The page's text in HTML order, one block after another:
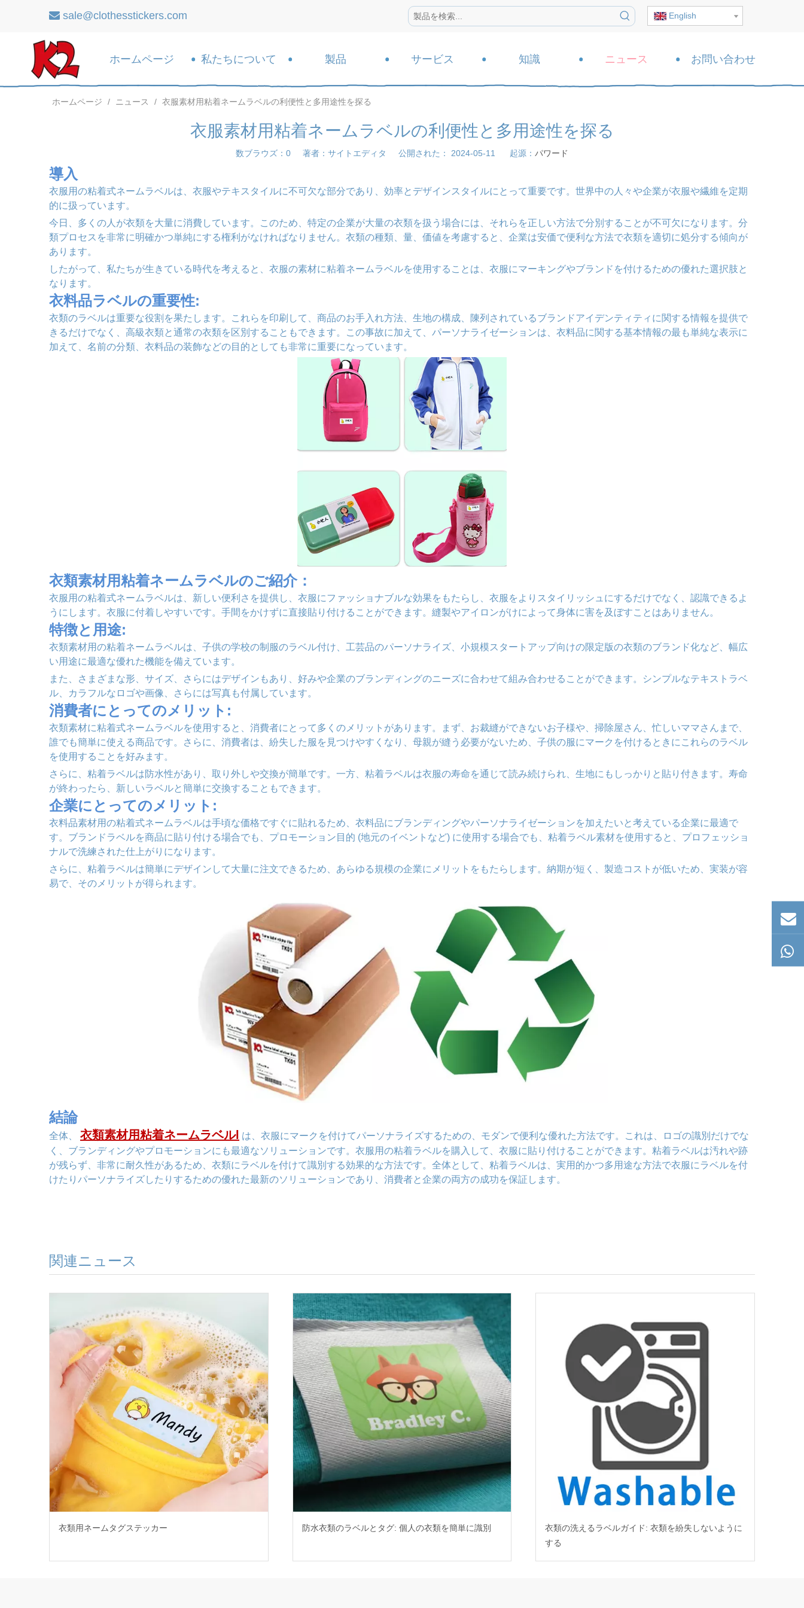
 sale@clothesstickers.com English
ホームページ 私たちについて 製品 サービス 知識 ニュース お問い合わせ
ホームページ / ニュース / 衣服素材用粘着ネームラベルの利便性と多用途性を探る
衣服素材用粘着ネームラベルの利便性と多用途性を探る
数ブラウズ： 0 著者：サイトエディタ 公開された： 2024-05-11 起源： パワード
導入
衣服用の粘着式ネームラベルは、衣服やテキスタイルに不可欠な部分であり、効率とデザインスタイルにとって重要です。世界中の人々や企業が衣服や繊維を定期
的に扱っています。
今日、多くの人が衣類を大量に消費しています。このため、特定の企業が大量の衣類を扱う場合には、それらを正しい方法で分別することが不可欠になります。分
類プロセスを非常に明確かつ単純にする権利がなければなりません。衣類の種類、量、価値を考慮すると、企業は安価で便利な方法で衣類を適切に処分する傾向が
あります。
したがって、私たちが生きている時代を考えると、衣服の素材に粘着ネームラベルを使用することは、衣服にマーキングやブランドを付けるための優れた選択肢と
なります。
衣料品ラベルの重要性:
衣類のラベルは重要な役割を果たします。これらを印刷して、商品のお手入れ方法、生地の構成、陳列されているブランドアイデンティティに関する情報を提供で
きるだけでなく、高級衣類と通常の衣類を区別することもできます。この事故に加えて、パーソナライゼーションは、衣料品に関する基本情報の最も単純な表示に
加えて、名前の分類、衣料品の装飾などの目的としても非常に重要になっています。
衣類素材用粘着ネームラベルのご紹介：
衣服用の粘着式ネームラベルは、新しい便利さを提供し、衣服にファッショナブルな効果をもたらし、衣服をよりスタイリッシュにするだけでなく、認識できるよ
うにします。衣服に付着しやすいです。手間をかけずに直接貼り付けることができます。縫製やアイロンがけによって身体に害を及ぼすことはありません。
特徴と用途:
衣類素材用の粘着ネームラベルは、子供の学校の制服のラベル付け、工芸品のパーソナライズ、小規模スタートアップ向けの限定版の衣類のブランド化など、幅広
い用途に最適な優れた機能を備えています。
また、さまざまな形、サイズ、さらにはデザインもあり、好みや企業のブランディングのニーズに合わせて組み合わせることができます。シンプルなテキストラベ
ル、カラフルなロゴや画像、さらには写真も付属しています。
消費者にとってのメリット:
衣類素材に粘着式ネームラベルを使用すると、消費者にとって多くのメリットがあります。まず、お裁縫ができないお子様や、掃除屋さん、忙しいママさんまで、
誰でも簡単に使える商品です。さらに、消費者は、紛失した服を見つけやすくなり、母親が縫う必要がないため、子供の服にマークを付けるときにこれらのラベル
を使用することを好みます。
さらに、粘着ラベルは防水性があり、取り外しや交換が簡単です。一方、粘着ラベルは衣服の寿命を通じて読み続けられ、生地にもしっかりと貼り付きます。寿命
が終わったら、新しいラベルと簡単に交換することもできます。
企業にとってのメリット:
衣料品素材用の粘着式ネームラベルは手頃な価格ですぐに貼れるため、衣料品にブランディングやパーソナライゼーションを加えたいと考えている企業に最適で
す。ブランドラベルを商品に貼り付ける場合でも、プロモーション目的 (地元のイベントなど) に使用する場合でも、粘着ラベル素材を使用すると、プロフェッショ
ナルで洗練された仕上がりになります。
さらに、粘着ラベルは簡単にデザインして大量に注文できるため、あらゆる規模の企業にメリットをもたらします。納期が短く、製造コストが低いため、実装が容
易で、そのメリットが得られます。
結論
全体、 衣類素材用粘着ネームラベルl は、衣服にマークを付けてパーソナライズするための、モダンで便利な優れた方法です。これは、ロゴの識別だけでな
く、ブランディングやプロモーションにも最適なソリューションです。衣服用の粘着ラベルを購入して、衣服に貼り付けることができます。粘着ラベルは汚れや跡
が残らず、非常に耐久性があるため、衣類にラベルを付けて識別する効果的な方法です。全体として、粘着ラベルは、実用的かつ多用途な方法で衣服にラベルを付
けたりパーソナライズしたりするための優れた最新のソリューションであり、消費者と企業の両方の成功を保証します。
関連ニュース
衣類用ネームタグステッカー 防水衣類のラベルとタグ: 個人の衣類を簡単に識別
衣類の洗えるラベルガイド: 衣類を紛失しないように
する